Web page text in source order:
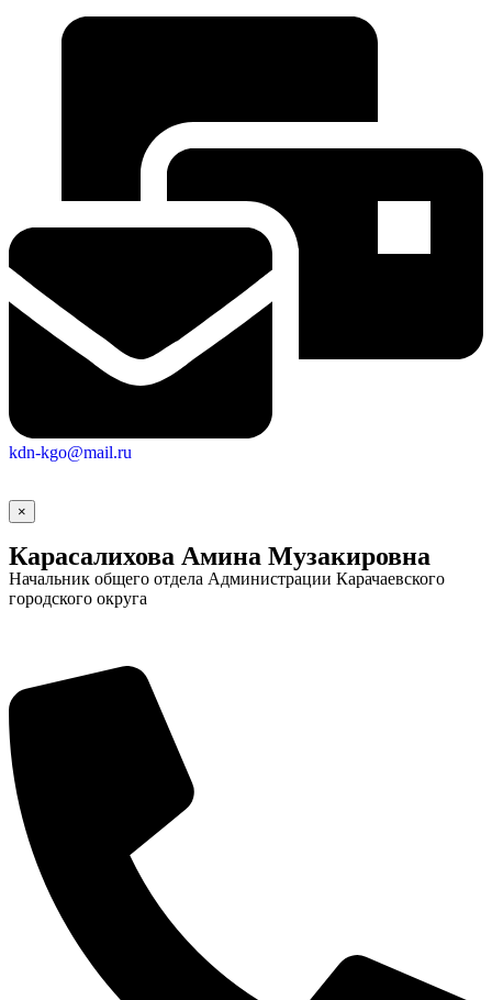
kdn-kgo@mail.ru
×
Карасалихова Амина Музакировна
Начальник общего отдела Администрации Карачаевского
городского округа